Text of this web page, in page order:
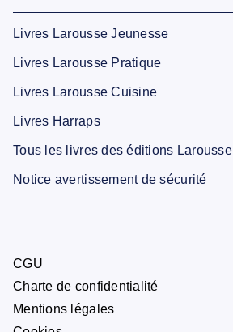
Livres Larousse Jeunesse
Livres Larousse Pratique
Livres Larousse Cuisine
Livres Harraps
Tous les livres des éditions Larousse
Notice avertissement de sécurité
CGU
Charte de confidentialité
Mentions légales